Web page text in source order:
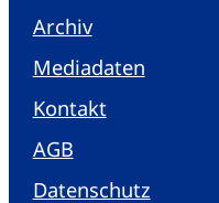
Archiv
Mediadaten
Kontakt
AGB
Datenschutz